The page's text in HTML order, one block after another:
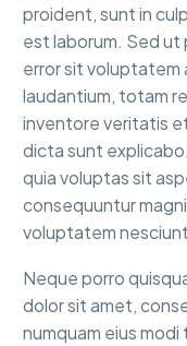
proident, sunt in
est laborum. Sed ut
error sit voluptatem
laudantium, totam
inventore veritatis
dicta sunt
quia voluptas sit
consequuntur
voluptatem
Neque porro
dolor sit amet,
numquam eius